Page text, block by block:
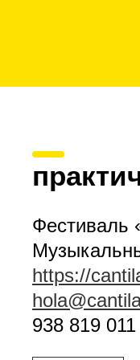
Фестиваль
https://
938 819 011